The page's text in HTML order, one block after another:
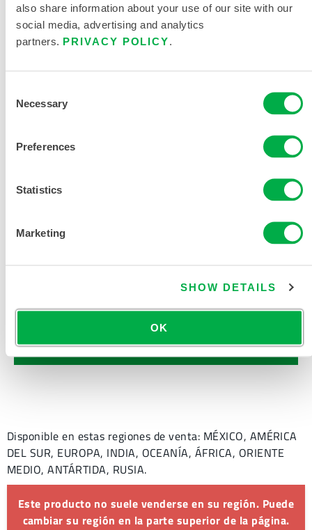
also share information about your use of our site with our
social media, advertising and analytics
partners. PRIVACY POLICY
Selection
Necessary
Preferences
Statistics
Marketing
SHOW DETAILS
OK
Tipo de prenda Overol
DOCUMENTOS RELACIONADOS
QUÍMICA Y DESECHABLE
Disponible en estas regiones de venta: MÉXICO, AMÉRICA
DEL SUR, EUROPA, INDIA, OCEANÍA, ÁFRICA, ORIENTE
MEDIO, ANTÁRTIDA, RUSIA.
Este producto no suele venderse en su región. Puede
cambiar su región en la parte superior de la página.